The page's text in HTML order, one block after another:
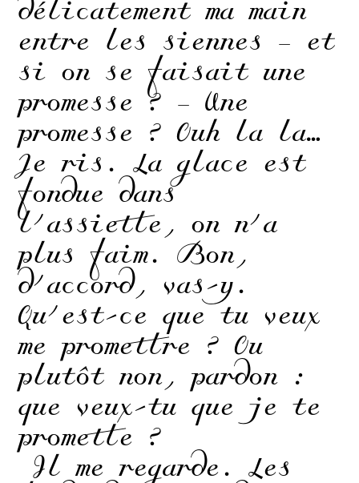
délicatement ma main
entre les siennes – et
si on se faisait une
promesse ? – Une
promesse ? Ouh la la…
Je ris. La glace est
fondue dans
l’assiette, on n’a
plus faim. Bon,
d’accord, vas-y.
Qu’est-ce que tu veux
me promettre ? Ou
plutôt non, pardon :
que veux-tu que je te
promette ?
Il me regarde. Les